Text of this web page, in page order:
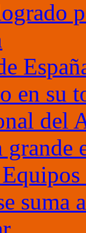
en su
del
grande
suma